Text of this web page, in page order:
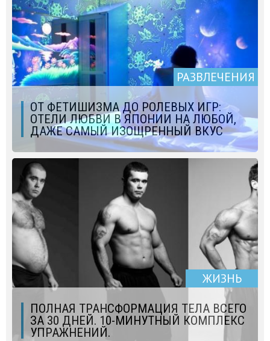
РАЗВЛЕЧЕНИЯ
ОТ ФЕТИШИЗМА ДО РОЛЕВЫХ ИГР:
ОТЕЛИ ЛЮБВИ В ЯПОНИИ НА ЛЮБОЙ,
ДАЖЕ САМЫЙ ИЗОЩРЕННЫЙ ВКУС
ЖИЗНЬ
ПОЛНАЯ ТРАНСФОРМАЦИЯ ТЕЛА ВСЕГО
ЗА 30 ДНЕЙ. 10-МИНУТНЫЙ КОМПЛЕКС
УПРАЖНЕНИЙ.